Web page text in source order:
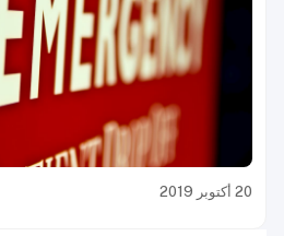
20 أكتوبر 2019